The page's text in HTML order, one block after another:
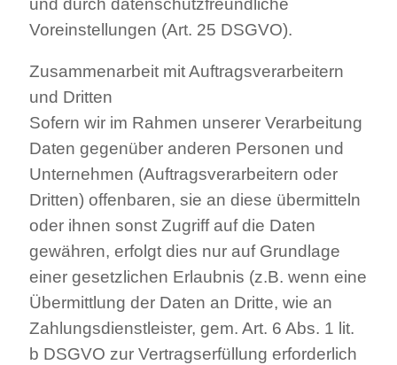
Voreinstellungen (Art. 25 DSGVO).
Zusammenarbeit mit Auftragsverarbeitern
und Dritten
Sofern wir im Rahmen unserer Verarbeitung
Daten gegenüber anderen Personen und
Unternehmen (Auftragsverarbeitern oder
Dritten) offenbaren, sie an diese übermitteln
oder ihnen sonst Zugriff auf die Daten
gewähren, erfolgt dies nur auf Grundlage
einer gesetzlichen Erlaubnis (z.B. wenn eine
Übermittlung der Daten an Dritte, wie an
Zahlungsdienstleister, gem. Art. 6 Abs. 1 lit.
b DSGVO zur Vertragserfüllung erforderlich